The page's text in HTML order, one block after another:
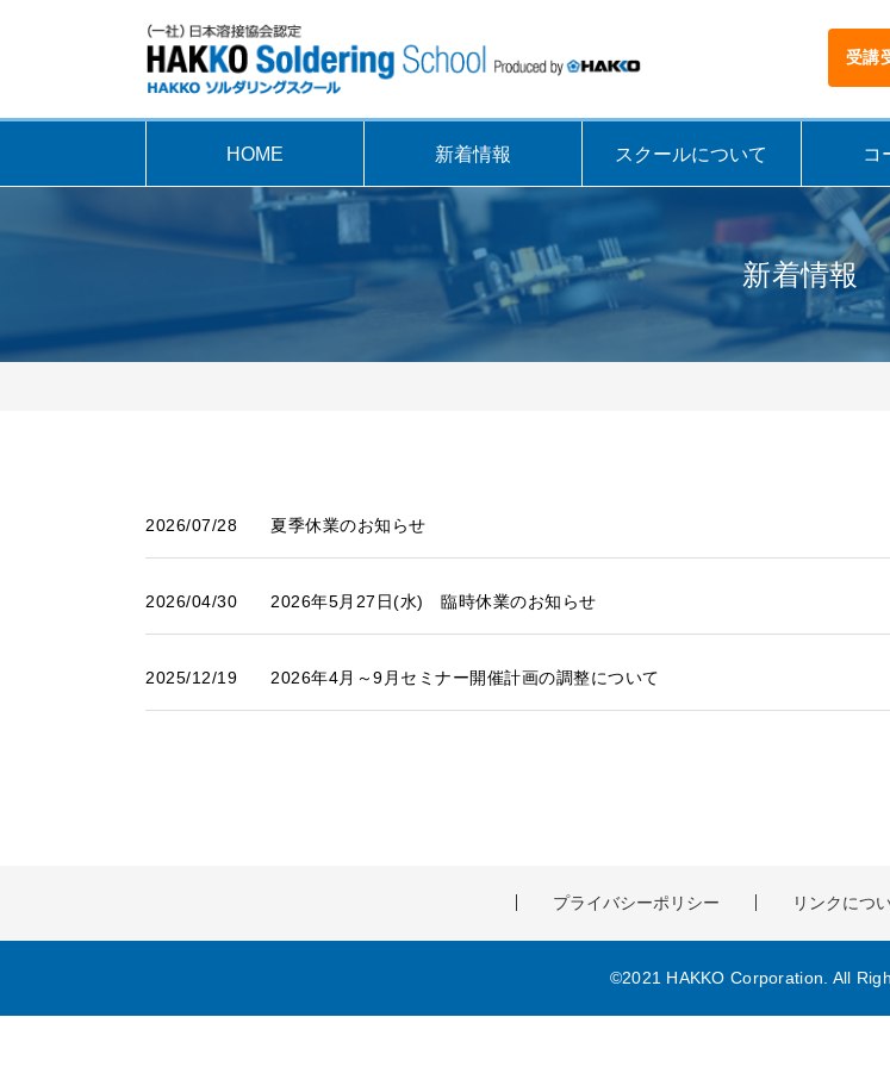
受講
HOME 新着情報 スクールについて コ
新着情報
2026/07/28 夏季休業のお知らせ
2026/04/30 2026年5月27日(水) 臨時休業のお知らせ
2025/12/19 2026年4月～9月セミナー開催計画の調整について
プライバシーポリシー リンクにつ
©2021 HAKKO Corporation. All